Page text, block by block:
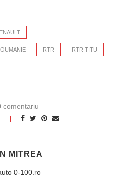
RTR RTR TITU
comentariu
MITREA
0-100.ro